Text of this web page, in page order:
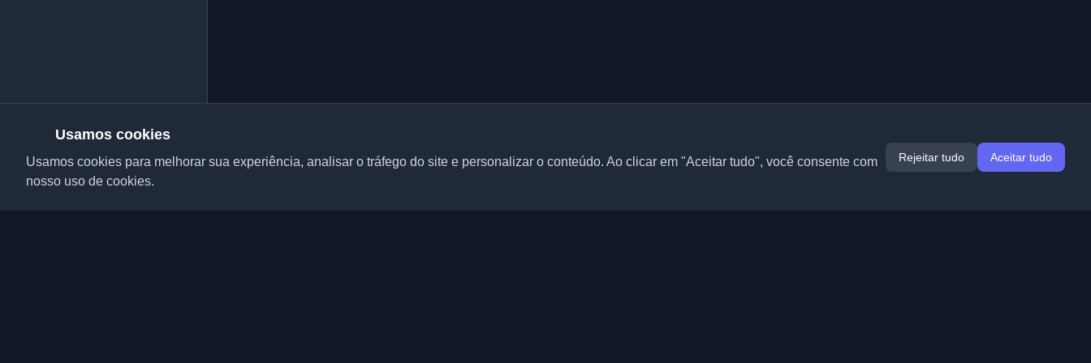
Usamos cookies
Usamos cookies para melhorar sua experiência, analisar o tráfego do site e personalizar o conteúdo. Ao clicar em "Aceitar tudo", você consente com
nosso uso de cookies.
Rejeitar tudo Aceitar tudo